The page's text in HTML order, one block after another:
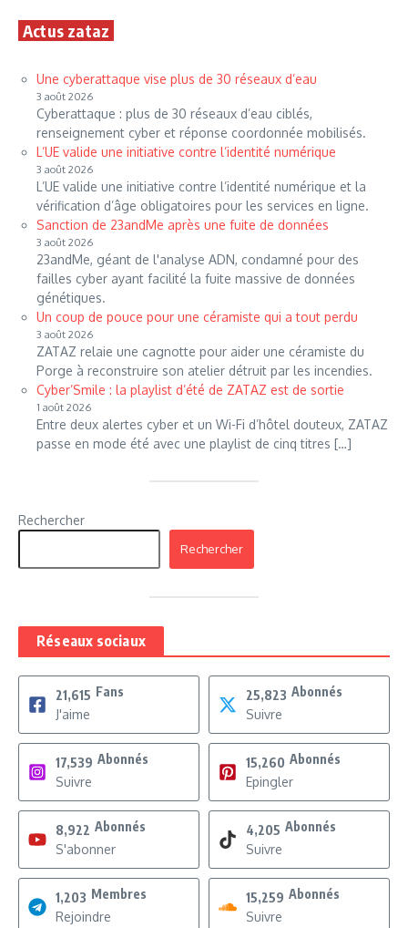
Actus zataz
Une cyberattaque vise plus de 30 réseaux d’eau
3 août 2026
Cyberattaque : plus de 30 réseaux d’eau ciblés,
renseignement cyber et réponse coordonnée mobilisés.
L’UE valide une initiative contre l’identité numérique
3 août 2026
L’UE valide une initiative contre l’identité numérique et la
vérification d’âge obligatoires pour les services en ligne.
Sanction de 23andMe après une fuite de données
3 août 2026
23andMe, géant de l'analyse ADN, condamné pour des
failles cyber ayant facilité la fuite massive de données
génétiques.
Un coup de pouce pour une céramiste qui a tout perdu
3 août 2026
ZATAZ relaie une cagnotte pour aider une céramiste du
Porge à reconstruire son atelier détruit par les incendies.
Cyber’Smile : la playlist d’été de ZATAZ est de sortie
1 août 2026
Entre deux alertes cyber et un Wi-Fi d’hôtel douteux, ZATAZ
passe en mode été avec une playlist de cinq titres […]
Rechercher
Rechercher
Réseaux sociaux
21,615 Fans
J'aime
25,823 Abonnés
Suivre
17,539 Abonnés
Suivre
15,260 Abonnés
Epingler
8,922 Abonnés
S'abonner
4,205 Abonnés
Suivre
1,203 Membres
Rejoindre
15,259 Abonnés
Suivre